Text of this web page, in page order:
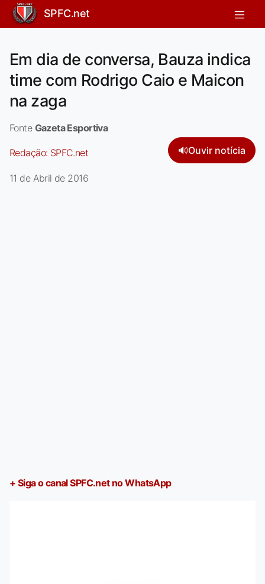
SPFC.net
Em dia de conversa, Bauza indica
time com Rodrigo Caio e Maicon
na zaga
Fonte Gazeta Esportiva
Redação: SPFC.net 🔊Ouvir notícia
11 de Abril de 2016
+ Siga o canal SPFC.net no WhatsApp